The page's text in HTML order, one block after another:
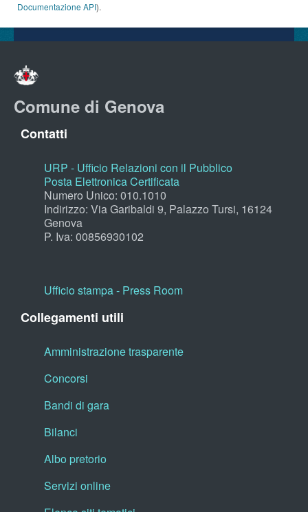
Documentazione API).
Comune di Genova
Contatti
URP - Ufficio Relazioni con il Pubblico
Posta Elettronica Certificata
Numero Unico: 010.1010
Indirizzo: Via Garibaldi 9, Palazzo Tursi, 16124
Genova
P. Iva: 00856930102
Ufficio stampa - Press Room
Collegamenti utili
Amministrazione trasparente
Concorsi
Bandi di gara
Bilanci
Albo pretorio
Servizi online